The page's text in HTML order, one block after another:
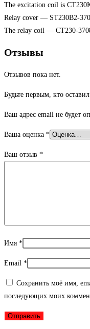
The excitation coil is
Relay cover — ST230B2-
The relay coil — СТ230-
Отзывы
Отзывов пока нет.
Будьте первым, кто
Ваш адрес email не будет
Ваша оценка *
Ваш отзыв *
Имя *
Email *
Сохранить моё имя,
последующих моих